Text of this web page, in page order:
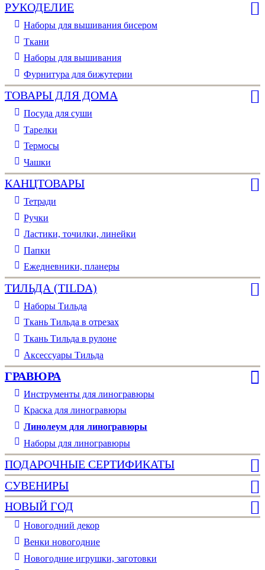
РУКОДЕЛИЕ
Наборы для вышивания бисером
Ткани
Наборы для вышивания
Фурнитура для бижутерии
ТОВАРЫ ДЛЯ ДОМА
Посуда для суши
Тарелки
Термосы
Чашки
КАНЦТОВАРЫ
Тетради
Ручки
Ластики, точилки, линейки
Папки
Ежедневники, планеры
ТИЛЬДА (TILDA)
Наборы Тильда
Ткань Тильда в отрезах
Ткань Тильда в рулоне
Аксессуары Тильда
ГРАВЮРА
Инструменты для линогравюры
Краска для линогравюры
Линолеум для линогравюры
Наборы для линогравюры
ПОДАРОЧНЫЕ СЕРТИФИКАТЫ
СУВЕНИРЫ
НОВЫЙ ГОД
Новогодний декор
Венки новогодние
Новогодние игрушки, заготовки